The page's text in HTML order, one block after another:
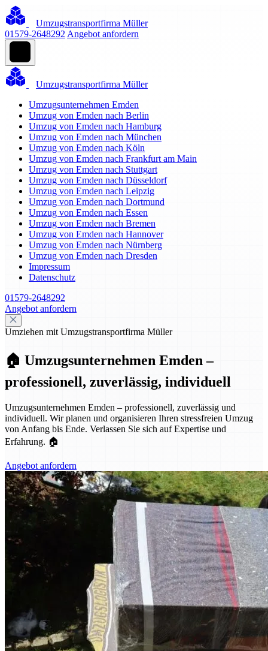
Umzugstransportfirma Müller
01579-2648292 Angebot anfordern
Umzugstransportfirma Müller
Umzugsunternehmen Emden
Umzug von Emden nach Berlin
Umzug von Emden nach Hamburg
Umzug von Emden nach München
Umzug von Emden nach Köln
Umzug von Emden nach Frankfurt am Main
Umzug von Emden nach Stuttgart
Umzug von Emden nach Düsseldorf
Umzug von Emden nach Leipzig
Umzug von Emden nach Dortmund
Umzug von Emden nach Essen
Umzug von Emden nach Bremen
Umzug von Emden nach Hannover
Umzug von Emden nach Nürnberg
Umzug von Emden nach Dresden
Impressum
Datenschutz
01579-2648292
Angebot anfordern
Umziehen mit Umzugstransportfirma Müller
🏠 Umzugsunternehmen Emden –
professionell, zuverlässig, individuell
Umzugsunternehmen Emden – professionell, zuverlässig und
individuell. Wir planen und organisieren Ihren stressfreien Umzug
von Anfang bis Ende. Verlassen Sie sich auf Expertise und
Erfahrung. 🏠
Angebot anfordern